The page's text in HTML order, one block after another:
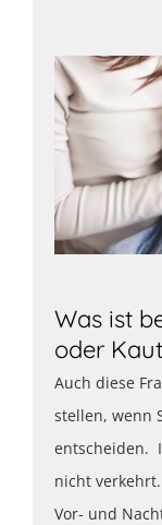
Was ist
oder
Auch diese
stellen, wenn
entscheiden.
nicht
Vor- und